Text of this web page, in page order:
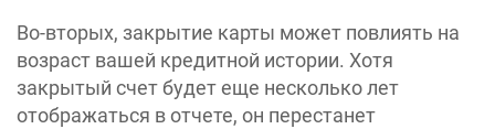
Во-вторых, закрытие карты может повлиять на
возраст вашей кредитной истории. Хотя
закрытый счет будет еще несколько лет
отображаться в отчете, он перестанет